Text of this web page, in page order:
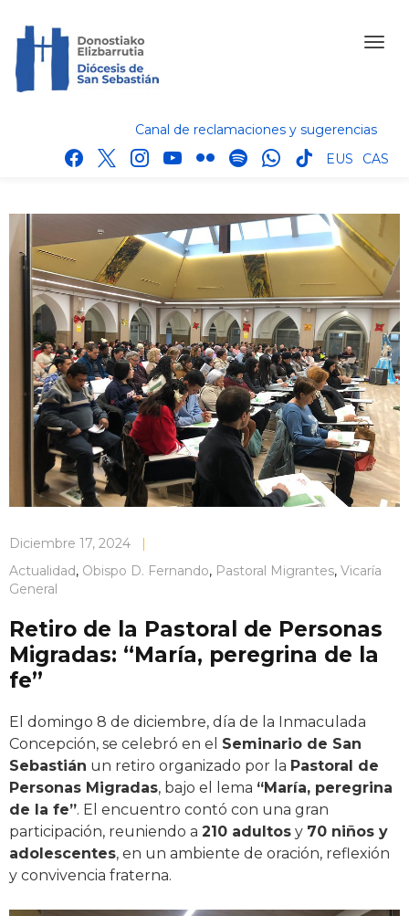
Canal de reclamaciones y sugerencias
facebook
x instagram
youtube
flickr spotifywhatsapp
tik
EUS CAS
Diciembre 17, 2024
|
Actualidad, Obispo D. Fernando, Pastoral Migrantes, Vicaría
General
Retiro de la Pastoral de Personas
Migradas: “María, peregrina de la
fe”
El domingo 8 de diciembre, día de la Inmaculada
Concepción, se celebró en el Seminario de San
Sebastián un retiro organizado por la Pastoral de
Personas Migradas, bajo el lema “María, peregrina
de la fe”. El encuentro contó con una gran
participación, reuniendo a 210 adultos y 70 niños y
adolescentes, en un ambiente de oración, reflexión
y convivencia fraterna.